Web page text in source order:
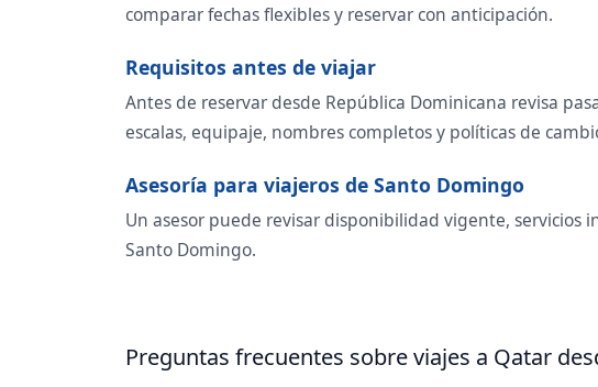
comparar fechas flexibles y reservar con anticipación.
Requisitos antes de viajar
Antes de reservar desde República Dominicana revisa
escalas, equipaje, nombres completos y políticas de
Asesoría para viajeros de Santo Domingo
Un asesor puede revisar disponibilidad vigente, servicios
Santo Domingo.
Preguntas frecuentes sobre viajes a Qatar